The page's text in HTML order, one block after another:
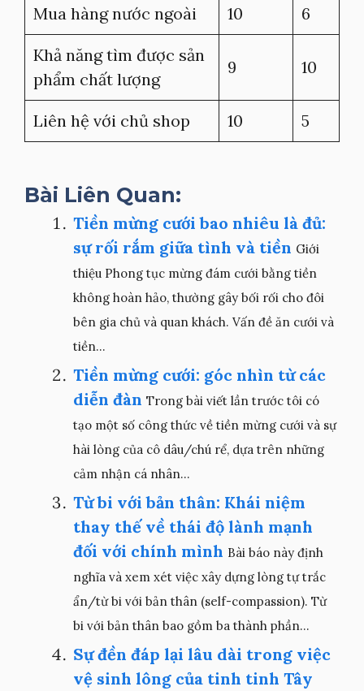
Mua hàng nước ngoài 10 6
Khả năng tìm được sản
phẩm chất lượng
9 10
Liên hệ với chủ shop 10 5
Bài Liên Quan:
Tiền mừng cưới bao nhiêu là đủ:
sự rối rắm giữa tình và tiền Giới
thiệu Phong tục mừng đám cưới bằng tiền
không hoàn hảo, thường gây bối rối cho đôi
bên gia chủ và quan khách. Vấn đề ăn cưới và
tiền...
Tiền mừng cưới: góc nhìn từ các
diễn đàn Trong bài viết lần trước tôi có
tạo một số công thức về tiền mừng cưới và sự
hài lòng của cô dâu/chú rể, dựa trên những
cảm nhận cá nhân...
Từ bi với bản thân: Khái niệm
thay thế về thái độ lành mạnh
đối với chính mình Bài báo này định
nghĩa và xem xét việc xây dựng lòng tự trắc
ẩn/từ bi với bản thân (self-compassion). Từ
bi với bản thân bao gồm ba thành phần...
Sự đền đáp lại lâu dài trong việc
vệ sinh lông của tinh tinh Tây